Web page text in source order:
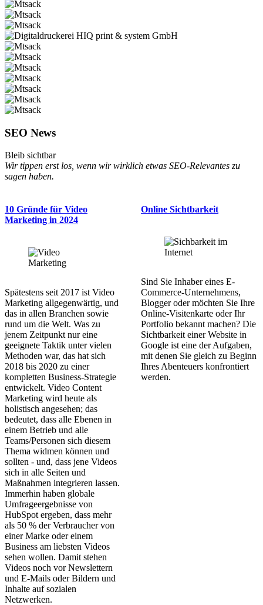
SEO News
Bleib sichtbar
Wir tippen erst los, wenn wir wirklich etwas SEO-Relevantes zu
sagen haben.
10 Gründe für Video
Marketing in 2024
Spätestens seit 2017 ist Video
Marketing allgegenwärtig, und
das in allen Branchen sowie
rund um die Welt. Was zu
jenem Zeitpunkt nur eine
geeignete Taktik unter vielen
Methoden war, das hat sich
2018 bis 2020 zu einer
kompletten Business-Strategie
entwickelt. Video Content
Marketing wird heute als
holistisch angesehen; das
bedeutet, dass alle Ebenen in
einem Betrieb und alle
Teams/Personen sich diesem
Thema widmen können und
sollten - und, dass jene Videos
sich in alle Seiten und
Maßnahmen integrieren lassen.
Immerhin haben globale
Umfrageergebnisse von
HubSpot ergeben, dass mehr
als 50 % der Verbraucher von
einer Marke oder einem
Business am liebsten Videos
sehen wollen. Damit stehen
Videos noch vor Newslettern
und E-Mails oder Bildern und
Inhalte auf sozialen
Netzwerken.
Online Sichtbarkeit
Sind Sie Inhaber eines E-
Commerce-Unternehmens,
Blogger oder möchten Sie Ihre
Online-Visitenkarte oder Ihr
Portfolio bekannt machen? Die
Sichtbarkeit einer Website in
Google ist eine der Aufgaben,
mit denen Sie gleich zu Beginn
Ihres Abenteuers konfrontiert
werden.